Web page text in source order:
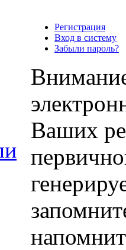
Регистрация
Вход в систему
Забыли пароль?
Ваших